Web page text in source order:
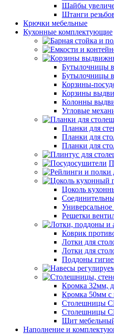
Шайбы
Штанги
Крючки мебельные
Кухонные комплектующие
Бутылочницы
Бутылочницы
Корзины-
Корзины
Колонны
Угловые
Планки для
Планки для
Планки для
Цоколь
Универсальное
Решетки
Коврик
Лотки для
Лотки для
Поддоны
Кромка 32мм,
Кромка 50мм с
Столешницы
Столешницы
Щит
Наполнение и